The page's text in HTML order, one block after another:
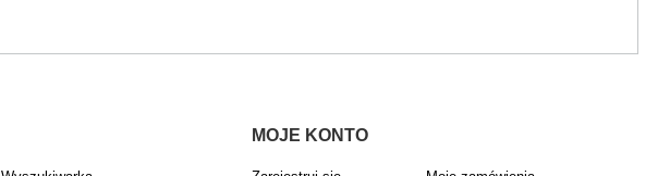
MOJE KONTO